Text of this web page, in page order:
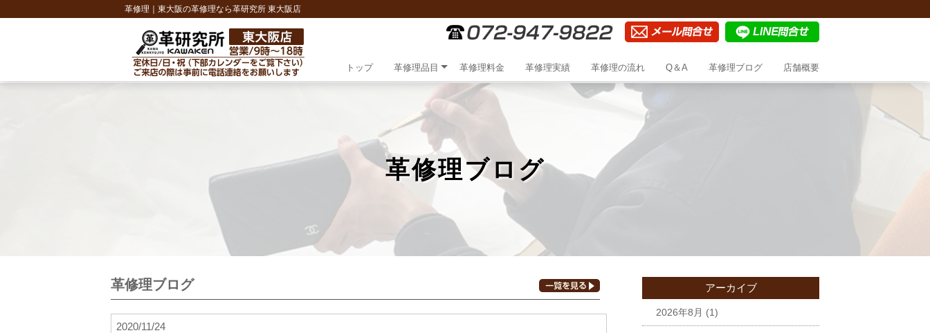
革修理｜東大阪の革修理なら革研究所 東大阪店
トップ 革修理品目 革修理料金 革修理実績 革修理の流れ Q＆A 革修理ブログ 店舗概要
革修理ブログ
革修理ブログ
2020/11/24
アーカイブ
2026年8月 (1)